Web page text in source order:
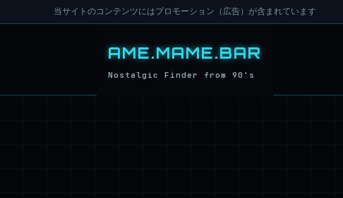
当サイトのコンテンツにはプロモーション（広告）が含まれています